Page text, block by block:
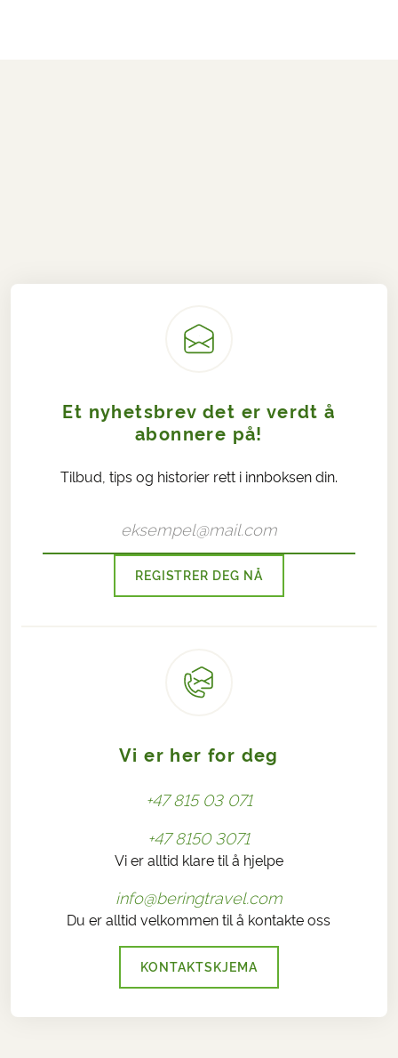
Et nyhetsbrev det er verdt å
abonnere på!
Tilbud, tips og historier rett i innboksen din.
REGISTRER DEG NÅ
Vi er her for deg
+47 815 03 071
+47 8150 3071
Vi er alltid klare til å hjelpe
info@beringtravel.com
Du er alltid velkommen til å kontakte oss
KONTAKTSKJEMA